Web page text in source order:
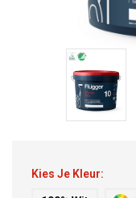
Kies Je Kleur: